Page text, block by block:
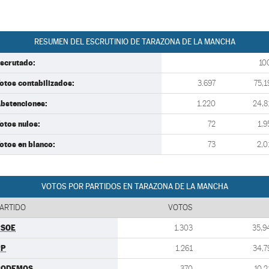
RESUMEN DEL ESCRUTINIO DE TARAZONA DE LA MANCHA
contabilizados: 3.697
1.220
nulos: 72
en blanco: 73
VOTOS POR PARTIDOS EN TARAZONA DE LA MANCHA
VOTOS
1.303
1.261